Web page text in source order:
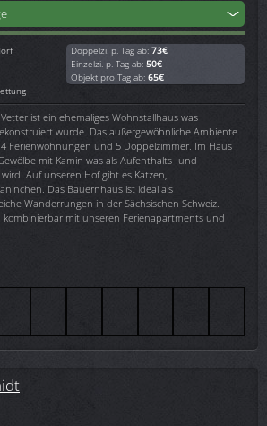
Doppelzi. p. Tag ab: 73€
Einzelzi. p. Tag ab: 50€
Objekt pro Tag ab: 65€
ist ein ehemaliges Wohnstallhaus was
wurde. Das außergewöhnliche Ambiente
Ferienwohnungen und 5 Doppelzimmer. Im Haus
mit Kamin was als Aufenthalts- und
Auf unseren Hof gibt es Katzen,
Das Bauernhaus ist ideal als
Wanderrungen in der Sächsischen Schweiz.
kombinierbar mit unseren Ferienapartments und